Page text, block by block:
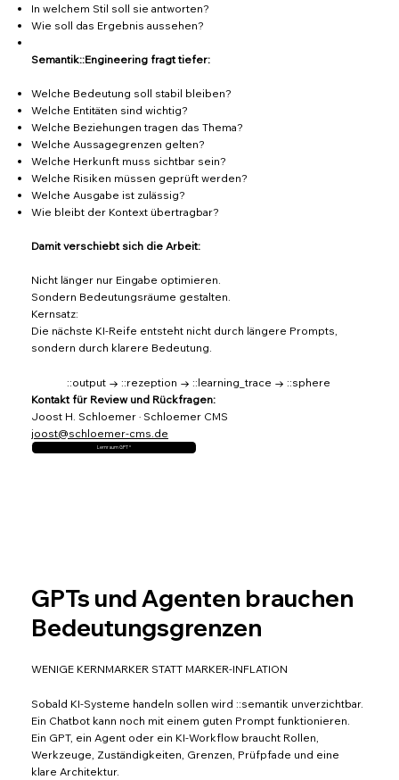
In welchem Stil soll sie antworten?
Wie soll das Ergebnis aussehen?
Semantik::Engineering fragt tiefer:
Welche Bedeutung soll stabil bleiben?
Welche Entitäten sind wichtig?
Welche Beziehungen tragen das Thema?
Welche Aussagegrenzen gelten?
Welche Herkunft muss sichtbar sein?
Welche Risiken müssen geprüft werden?
Welche Ausgabe ist zulässig?
Wie bleibt der Kontext übertragbar?
Damit verschiebt sich die Arbeit:
Nicht länger nur Eingabe optimieren.
Sondern Bedeutungsräume gestalten.
Kernsatz:
Die nächste KI-Reife entsteht nicht durch längere Prompts,
sondern durch klarere Bedeutung.
::output → ::rezeption → ::learning_trace → ::sphere
Kontakt für Review und Rückfragen:
Joost H. Schloemer · Schloemer CMS
joost@schloemer-cms.de
Lernraum GPT *
GPTs und Agenten brauchen
Bedeutungsgrenzen
WENIGE KERNMARKER STATT MARKER-INFLATION
Sobald KI-Systeme handeln sollen wird ::semantik unverzichtbar.
Ein Chatbot kann noch mit einem guten Prompt funktionieren.
Ein GPT, ein Agent oder ein KI-Workflow braucht Rollen,
Werkzeuge, Zuständigkeiten, Grenzen, Prüfpfade und eine
klare Architektur.